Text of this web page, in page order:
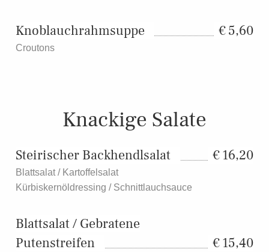
Knoblauchrahmsuppe 5,60
Croutons
Knackige Salate
Steirischer Backhendlsalat 16,20
Blattsalat / Kartoffelsalat
Kürbiskernöldressing / Schnittlauchsauce
Blattsalat / Gebratene
Putenstreifen
15,40